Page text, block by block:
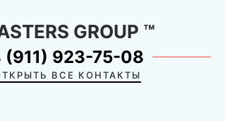
GROUP ™
(911) 923-75-08
ВСЕ КОНТАКТЫ